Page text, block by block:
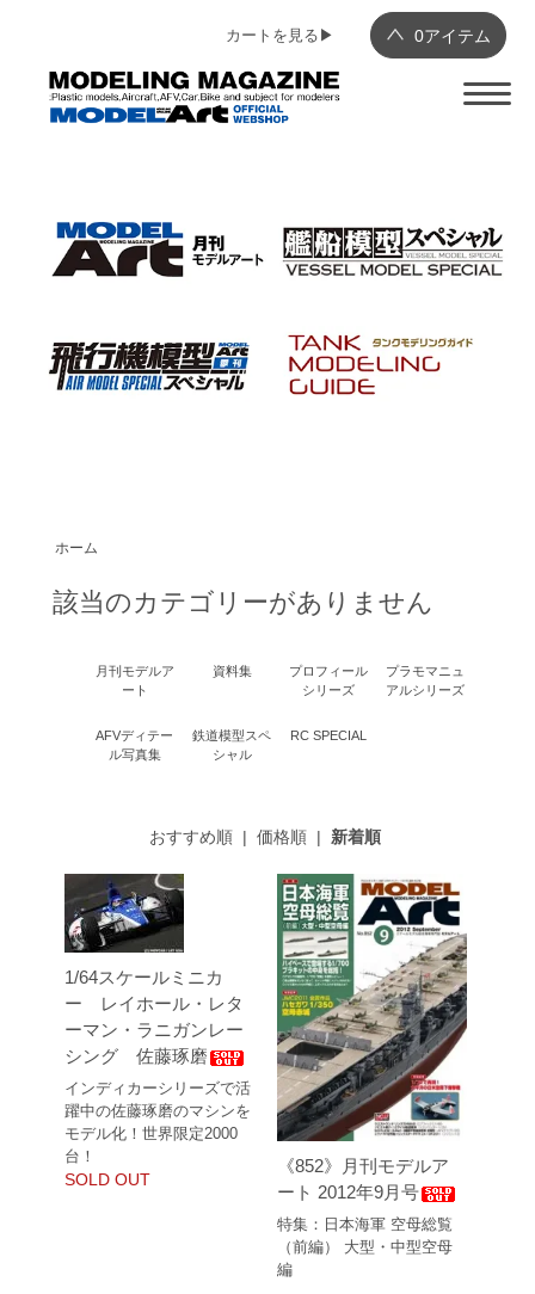
0アイテム
カートを見る▶︎
ホーム
該当のカテゴリーがありません
月刊モデルア
ート
資料集
プロフィール
シリーズ
プラモマニュ
アルシリーズ
AFVディテー
ル写真集
鉄道模型スペ
シャル
RC SPECIAL
おすすめ順 |価格順 | 新着順
1/64スケールミニカ
ー レイホール・レタ
ーマン・ラニガンレー
シング 佐藤琢磨
インディカーシリーズで活
躍中の佐藤琢磨のマシンを
モデル化！世界限定2000
台！
SOLD OUT
《852》月刊モデルア
ート 2012年9月号
特集：日本海軍 空母総覧
（前編） 大型・中型空母
編